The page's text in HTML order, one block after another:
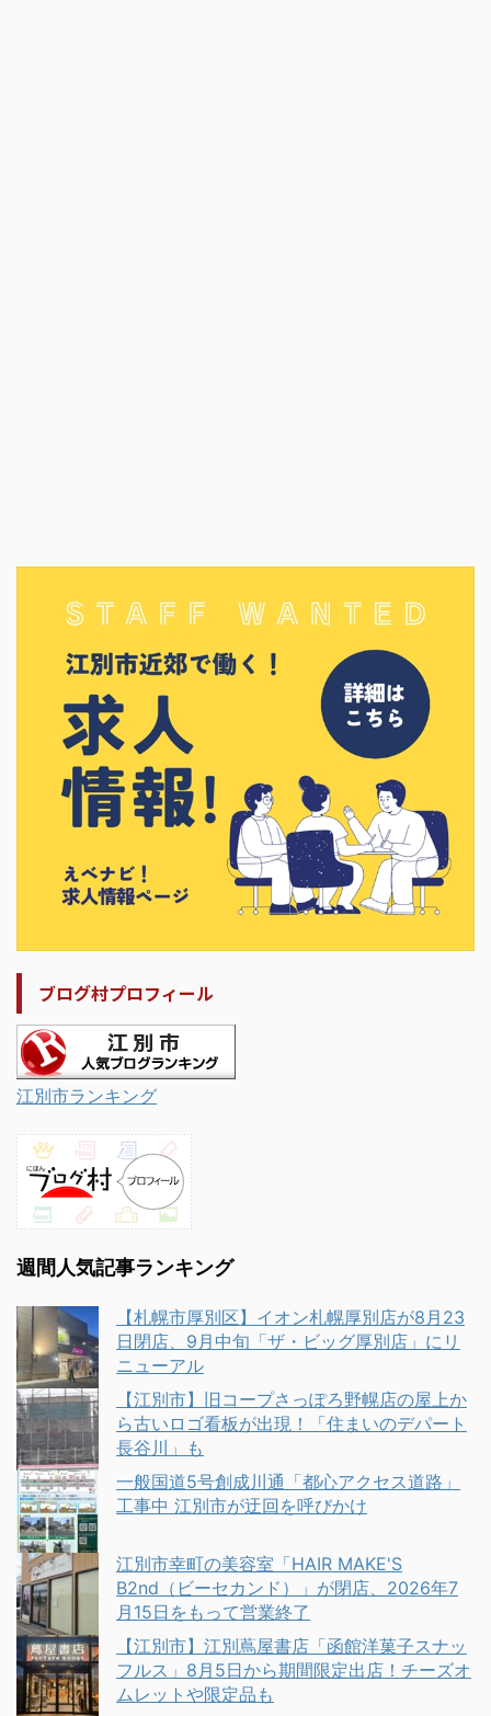
ブログ村プロフィール
江別市ランキング
週間人気記事ランキング
【札幌市厚別区】イオン札幌厚別店が8月23
日閉店、9月中旬「ザ・ビッグ厚別店」にリ
ニューアル
【江別市】旧コープさっぽろ野幌店の屋上か
ら古いロゴ看板が出現！「住まいのデパート
長谷川」も
一般国道5号創成川通「都心アクセス道路」
工事中 江別市が迂回を呼びかけ
江別市幸町の美容室「HAIR MAKE'S
B2nd（ビーセカンド）」が閉店、2026年7
月15日をもって営業終了
【江別市】江別蔦屋書店「函館洋菓子スナッ
フルス」8月5日から期間限定出店！チーズオ
ムレットや限定品も